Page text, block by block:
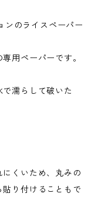
のライスペーパー
用ペーパーです。
濡らして破いた
くいため、丸みの
り付けることもで